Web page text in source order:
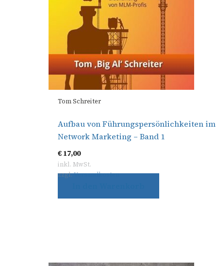
Tom Schreiter
Aufbau von Führungspersönlichkeiten im
Network Marketing – Band 1
€ 17,00
inkl. MwSt.
zzgl.Versandkosten